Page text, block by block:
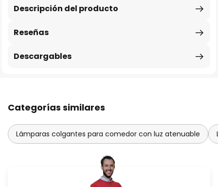
Descripción del producto
Reseñas
Descargables
Categorías similares
Lámparas colgantes para comedor con luz atenuable